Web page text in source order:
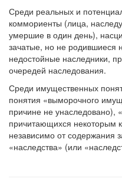
Среди реальных и
коммориенты (лица,
умершие в один день),
зачатые, но не родившиеся
недостойные наследники,
очередей наследования.
Среди имущественных
понятия «выморочного
причине не унаследовано),
причитающихся некоторым
независимо от содержания
«наследства» (или